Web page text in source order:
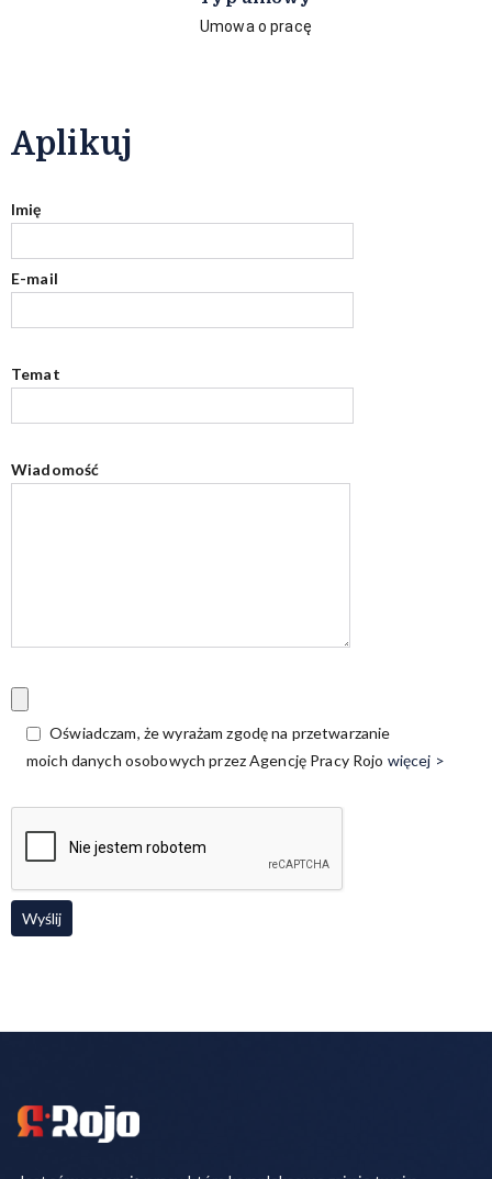
Umowa o pracę
Aplikuj
Imię
E-mail
Temat
Wiadomość
Oświadczam, że wyrażam zgodę na przetwarzanie
moich danych osobowych przez Agencję Pracy Rojo więcej >